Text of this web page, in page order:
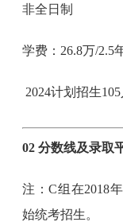
非全日制
学费：26.8万/2.5
2024计划招生105
02 分数线及录取
注：C组在2018
始统考招生。